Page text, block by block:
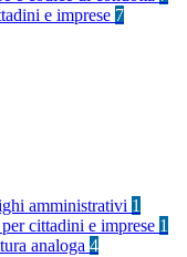
e imprese 7
amministrativi 1
cittadini e imprese 1
analoga 4